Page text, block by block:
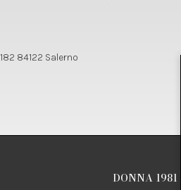
84122 Salerno
DONNA 1981